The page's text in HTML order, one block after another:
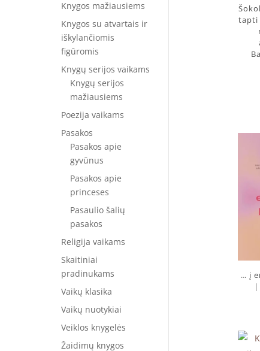
Knygos mažiausiems
Knygos su atvartais ir
iškylančiomis
figūromis
Knygų serijos vaikams
Knygų serijos
mažiausiems
Poezija vaikams
Pasakos
Pasakos apie
gyvūnus
Pasakos apie
princeses
Pasaulio šalių
pasakos
Religija vaikams
Skaitiniai
pradinukams
Vaikų klasika
Vaikų nuotykiai
Veiklos knygelės
Žaidimų knygos
tapti
… į
|